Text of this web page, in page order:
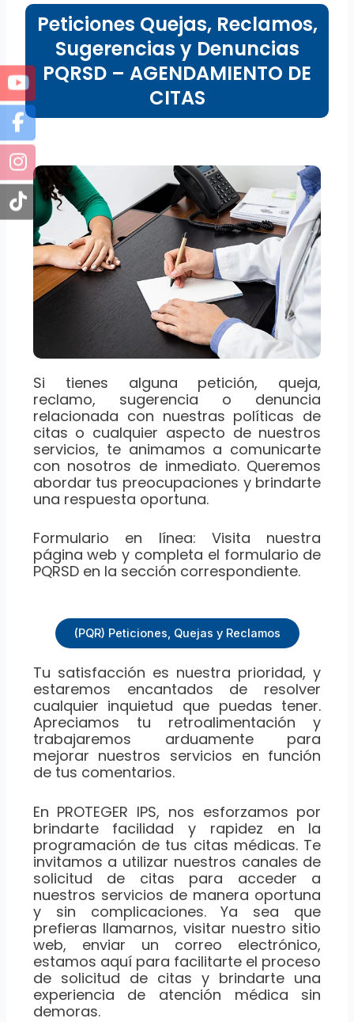
Peticiones Quejas, Reclamos,
Sugerencias y Denuncias
PQRSD – AGENDAMIENTO DE
CITAS
Si tienes alguna petición, queja,
reclamo, sugerencia o denuncia
relacionada con nuestras políticas de
citas o cualquier aspecto de nuestros
servicios, te animamos a comunicarte
con nosotros de inmediato. Queremos
abordar tus preocupaciones y brindarte
una respuesta oportuna.
Formulario en línea: Visita nuestra
página web y completa el formulario de
PQRSD en la sección correspondiente.
(PQR) Peticiones, Quejas y Reclamos
Tu satisfacción es nuestra prioridad, y
estaremos encantados de resolver
cualquier inquietud que puedas tener.
Apreciamos tu retroalimentación y
trabajaremos arduamente para
mejorar nuestros servicios en función
de tus comentarios.
En PROTEGER IPS, nos esforzamos por
brindarte facilidad y rapidez en la
programación de tus citas médicas. Te
invitamos a utilizar nuestros canales de
solicitud de citas para acceder a
nuestros servicios de manera oportuna
y sin complicaciones. Ya sea que
prefieras llamarnos, visitar nuestro sitio
web, enviar un correo electrónico,
estamos aquí para facilitarte el proceso
de solicitud de citas y brindarte una
experiencia de atención médica sin
demoras.